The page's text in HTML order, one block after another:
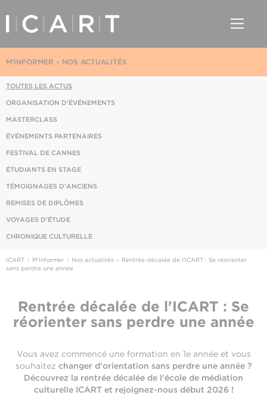
NOS ACTUALITÉS
M'INFORMER
TOUTES LES ACTUS
ORGANISATION D'ÉVÉNEMENTS
MASTERCLASS
ÉVÉNEMENTS PARTENAIRES
FESTIVAL DE CANNES
ÉTUDIANTS EN STAGE
TÉMOIGNAGES D'ANCIENS
REMISES DE DIPLÔMES
VOYAGES D'ÉTUDE
CHRONIQUE CULTURELLE
ICART M'informer Nos actualités
Rentrée décalée de l'ICART : Se réorienter
sans perdre une année
Rentrée décalée de l'ICART : Se
réorienter sans perdre une année
Vous avez commencé une formation en 1e année et vous
souhaitez changer d'orientation sans perdre une année ?
Découvrez la rentrée décalée de l'école de médiation
culturelle ICART et rejoignez-nous début 2026 !